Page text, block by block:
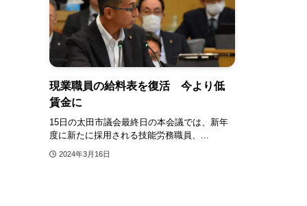
現業職員の給料表を復活 今より低
賃金に
15日の太田市議会最終日の本会議では、新年
度に新たに採用される技能労務職員、...
2024年3月16日